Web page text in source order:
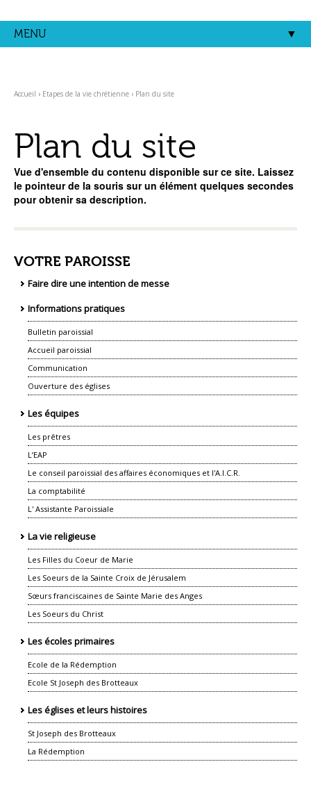
contenu.
|
MENU
Accueil › Etapes de la vie chrétienne › Plan du site
Plan du site
Vue d'ensemble du contenu disponible sur ce site. Laissez
le pointeur de la souris sur un élément quelques secondes
pour obtenir sa description.
VOTRE PAROISSE
Faire dire une intention de messe
Informations pratiques
Bulletin paroissial
Accueil paroissial
Communication
Ouverture des églises
Les équipes
Les prêtres
L’EAP
Le conseil paroissial des affaires économiques et l'A.I.C.R.
La comptabilité
L' Assistante Paroissiale
La vie religieuse
Les Filles du Coeur de Marie
Les Soeurs de la Sainte Croix de Jérusalem
Sœurs franciscaines de Sainte Marie des Anges
Les Soeurs du Christ
Les écoles primaires
Ecole de la Rédemption
Ecole St Joseph des Brotteaux
Les églises et leurs histoires
St Joseph des Brotteaux
La Rédemption